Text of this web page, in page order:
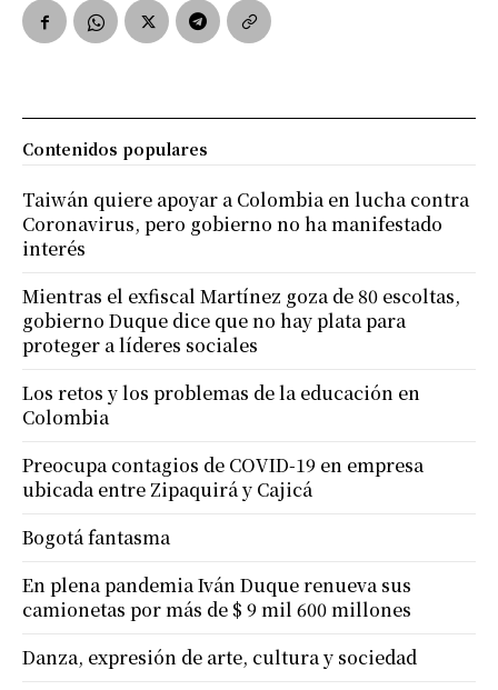
Contenidos populares
Taiwán quiere apoyar a Colombia en lucha contra
Coronavirus, pero gobierno no ha manifestado
interés
Mientras el exfiscal Martínez goza de 80 escoltas,
gobierno Duque dice que no hay plata para
proteger a líderes sociales
Los retos y los problemas de la educación en
Colombia
Preocupa contagios de COVID-19 en empresa
ubicada entre Zipaquirá y Cajicá
Bogotá fantasma
En plena pandemia Iván Duque renueva sus
camionetas por más de $ 9 mil 600 millones
Danza, expresión de arte, cultura y sociedad